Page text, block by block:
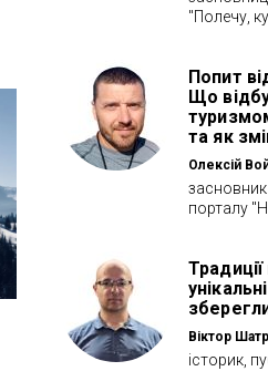
"Полечу,
Попит
Що
та як
Олексій
порталу
Традиції
Віктор
історик,